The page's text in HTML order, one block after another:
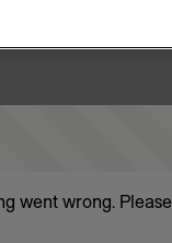
went wrong.